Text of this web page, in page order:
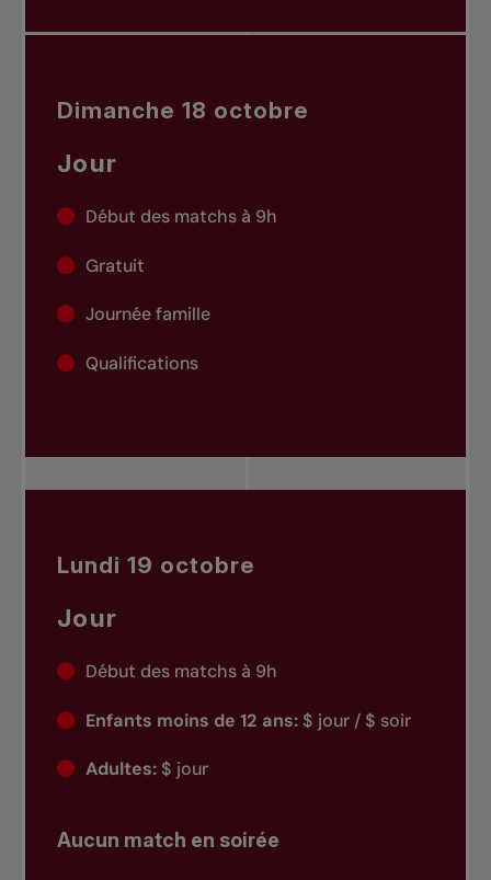
Dimanche 18 octobre
Jour
Début des matchs à 9h
Gratuit
Journée famille
Qualifications
Lundi 19 octobre
Jour
Début des matchs à 9h
Enfants moins de 12 ans:$ jour / $ soir
Adultes:$ jour
Aucun match en soirée